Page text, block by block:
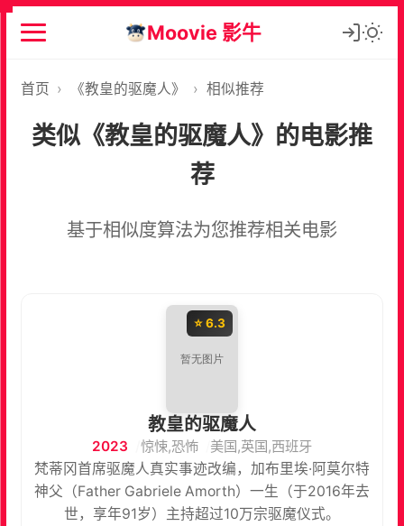
Moovie 影牛
首页 › 《教皇的驱魔人》 › 相似推荐
类似《教皇的驱魔人》的电影推
荐
基于相似度算法为您推荐相关电影
⭐ 6.3
教皇的驱魔人
2023 惊悚,恐怖
美国,英国,西班牙
梵蒂冈首席驱魔人真实事迹改编，加布里埃·阿莫尔特
神父（Father Gabriele Amorth）一生（于2016年去
世，享年91岁）主持超过10万宗驱魔仪式。